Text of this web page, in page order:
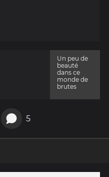
Un peu de
beauté
dans ce
monde de
brutes
5